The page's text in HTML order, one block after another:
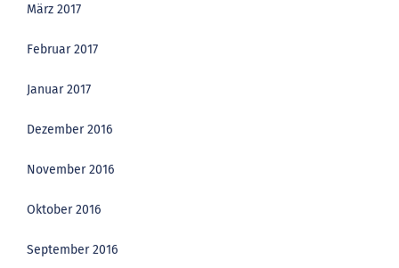
März 2017
Februar 2017
Januar 2017
Dezember 2016
November 2016
Oktober 2016
September 2016